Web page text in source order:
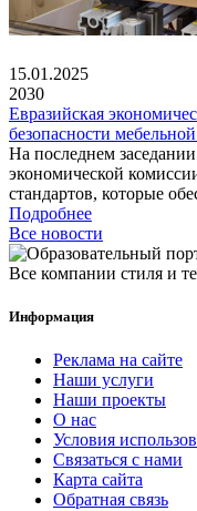
15.01.2025
2030
Евразийская
безопасности
На последнем
экономической
стандартов, которые
Подробнее
Все новости
Все компании стиля и
Информация
Реклама на сайте
Наши услуги
Наши проекты
О нас
Условия
Связаться с нами
Карта сайта
Обратная связь